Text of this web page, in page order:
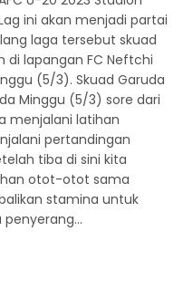
ini akan menjadi partai
laga tersebut skuad
di lapangan FC Neftchi
(5/3). Skuad Garuda
Minggu (5/3) sore dari
menjalani latihan
pertandingan
tiba di sini kita
otot-otot sama
stamina untuk
penyerang…